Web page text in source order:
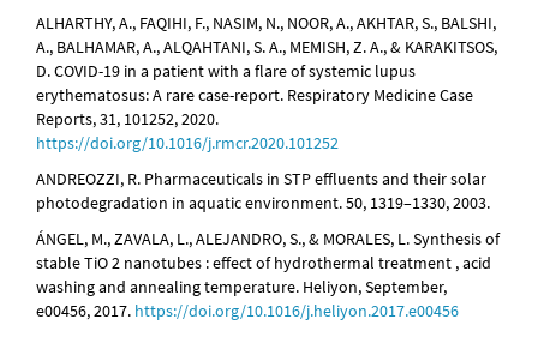
ALHARTHY, A., FAQIHI, F., NASIM, N., NOOR, A., AKHTAR, S., BALSHI,
A., BALHAMAR, A., ALQAHTANI, S. A., MEMISH, Z. A., & KARAKITSOS,
D. COVID-19 in a patient with a flare of systemic lupus
erythematosus: A rare case-report. Respiratory Medicine Case
Reports, 31, 101252, 2020.
https://doi.org/10.1016/j.rmcr.2020.101252
ANDREOZZI, R. Pharmaceuticals in STP effluents and their solar
photodegradation in aquatic environment. 50, 1319–1330, 2003.
ÁNGEL, M., ZAVALA, L., ALEJANDRO, S., & MORALES, L. Synthesis of
stable TiO 2 nanotubes : effect of hydrothermal treatment , acid
washing and annealing temperature. Heliyon, September,
e00456, 2017. https://doi.org/10.1016/j.heliyon.2017.e00456